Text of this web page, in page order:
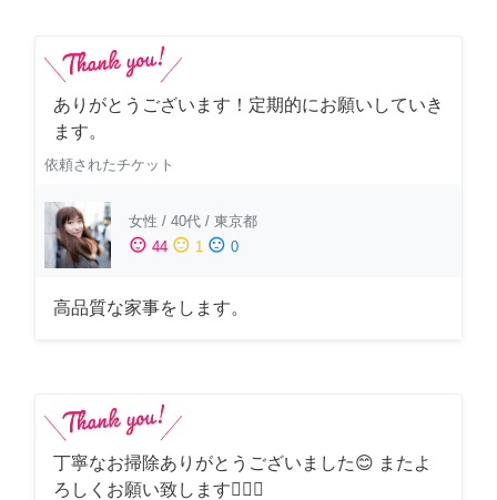
ありがとうございます！定期的にお願いしていき
ます。
依頼されたチケット
女性 / 40代 / 東京都
sentiment_satisfied 44 sentiment_neutral 1 sentiment_dissatisfied 0
高品質な家事をします。
丁寧なお掃除ありがとうございました😊 またよ
ろしくお願い致します🙆‍♀️✨